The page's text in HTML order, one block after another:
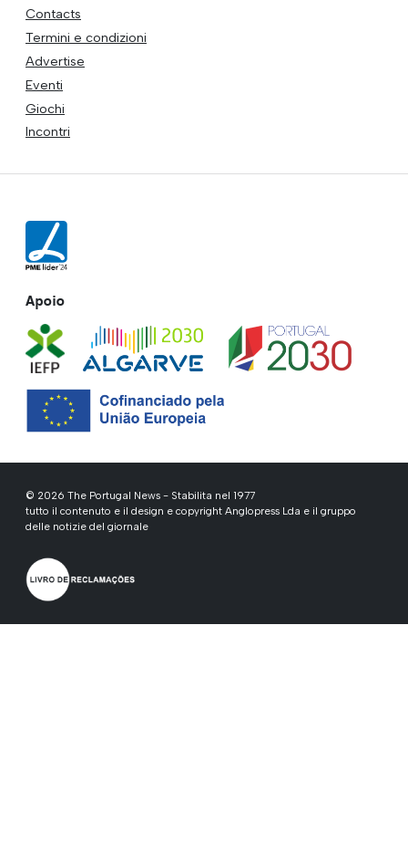
Contacts
Termini e condizioni
Advertise
Eventi
Giochi
Incontri
Apoio
© 2026 The Portugal News - Stabilita nel 1977
tutto il contenuto e il design e copyright Anglopress Lda e il gruppo
delle notizie del giornale